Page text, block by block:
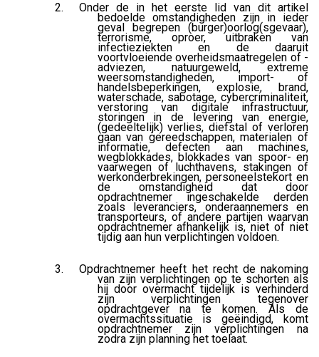
Onder de in het eerste lid van dit artikel
bedoelde omstandigheden zijn in ieder
geval begrepen (burger)oorlog(sgevaar),
terrorisme, oproer, uitbraken van
infectieziekten en de daaruit
voortvloeiende overheidsmaatregelen of -
adviezen, natuurgeweld, extreme
weersomstandigheden, import- of
handelsbeperkingen, explosie, brand,
waterschade, sabotage, cybercriminaliteit,
verstoring van digitale infrastructuur,
storingen in de levering van energie,
(gedeeltelijk) verlies, diefstal of verloren
gaan van gereedschappen, materialen of
informatie, defecten aan machines,
wegblokkades, blokkades van spoor- en
vaarwegen of luchthavens, stakingen of
werkonderbrekingen, personeelstekort en
de omstandigheid dat door
opdrachtnemer ingeschakelde derden
zoals leveranciers, onderaannemers en
transporteurs, of andere partijen waarvan
opdrachtnemer afhankelijk is, niet of niet
tijdig aan hun verplichtingen voldoen.
Opdrachtnemer heeft het recht de nakoming
van zijn verplichtingen op te schorten als
hij door overmacht tijdelijk is verhinderd
zijn verplichtingen tegenover
opdrachtgever na te komen. Als de
overmachtssituatie is geëindigd, komt
opdrachtnemer zijn verplichtingen na
zodra zijn planning het toelaat.